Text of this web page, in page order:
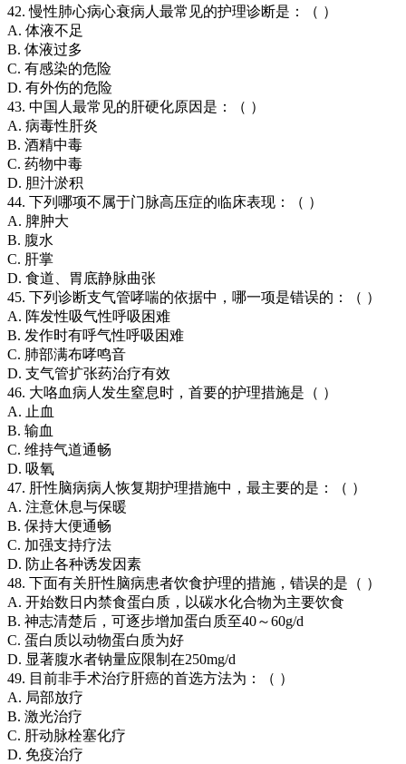
42. 慢性肺心病心衰病人最常见的护理诊断是：（ ）
A. 体液不足
B. 体液过多
C. 有感染的危险
D. 有外伤的危险
43. 中国人最常见的肝硬化原因是：（ ）
A. 病毒性肝炎
B. 酒精中毒
C. 药物中毒
D. 胆汁淤积
44. 下列哪项不属于门脉高压症的临床表现：（ ）
A. 脾肿大
B. 腹水
C. 肝掌
D. 食道、胃底静脉曲张
45. 下列诊断支气管哮喘的依据中，哪一项是错误的：（ ）
A. 阵发性吸气性呼吸困难
B. 发作时有呼气性呼吸困难
C. 肺部满布哮鸣音
D. 支气管扩张药治疗有效
46. 大咯血病人发生窒息时，首要的护理措施是（ ）
A. 止血
B. 输血
C. 维持气道通畅
D. 吸氧
47. 肝性脑病病人恢复期护理措施中，最主要的是：（ ）
A. 注意休息与保暖
B. 保持大便通畅
C. 加强支持疗法
D. 防止各种诱发因素
48. 下面有关肝性脑病患者饮食护理的措施，错误的是（ ）
A. 开始数日内禁食蛋白质，以碳水化合物为主要饮食
B. 神志清楚后，可逐步增加蛋白质至40～60g/d
C. 蛋白质以动物蛋白质为好
D. 显著腹水者钠量应限制在250mg/d
49. 目前非手术治疗肝癌的首选方法为：（ ）
A. 局部放疗
B. 激光治疗
C. 肝动脉栓塞化疗
D. 免疫治疗